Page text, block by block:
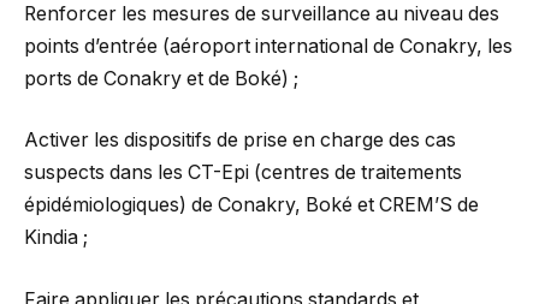
Renforcer les mesures de surveillance au niveau des
points d’entrée (aéroport international de Conakry, les
ports de Conakry et de Boké) ;
Activer les dispositifs de prise en charge des cas
suspects dans les CT-Epi (centres de traitements
épidémiologiques) de Conakry, Boké et CREM’S de
Kindia ;
Faire appliquer les précautions standards et